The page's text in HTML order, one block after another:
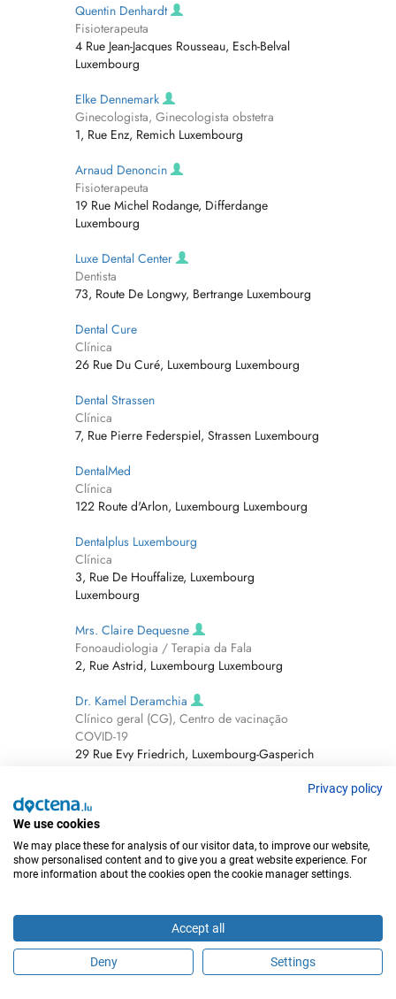
Quentin Denhardt
Fisioterapeuta
4 Rue Jean-Jacques Rousseau, Esch-Belval
Luxembourg
Elke Dennemark
Ginecologista, Ginecologista obstetra
1, Rue Enz, Remich Luxembourg
Arnaud Denoncin
Fisioterapeuta
19 Rue Michel Rodange, Differdange
Luxembourg
Luxe Dental Center
Dentista
73, Route De Longwy, Bertrange Luxembourg
Dental Cure
Clínica
26 Rue Du Curé, Luxembourg Luxembourg
Dental Strassen
Clínica
7, Rue Pierre Federspiel, Strassen Luxembourg
DentalMed
Clínica
122 Route d'Arlon, Luxembourg Luxembourg
Dentalplus Luxembourg
Clínica
3, Rue De Houffalize, Luxembourg
Luxembourg
Mrs. Claire Dequesne
Fonoaudiologia / Terapia da Fala
2, Rue Astrid, Luxembourg Luxembourg
Dr. Kamel Deramchia
Clínico geral (CG), Centro de vacinação
COVID-19
29 Rue Evy Friedrich, Luxembourg-Gasperich
Dr. Joris Dereant
Clínico geral (CG)
33, Rue du Castel, Niederkorn Luxembourg
Dr. Mathilde Dereant
33, Rue du Castel, Niederkorn Luxembourg
Rachel Deremiens
Fisioterapeuta
Privacy policy
We use cookies
We may place these for analysis of our visitor data, to improve our website,
show personalised content and to give you a great website experience. For
more information about the cookies open the cookie manager settings.
Accept all
Deny Settings